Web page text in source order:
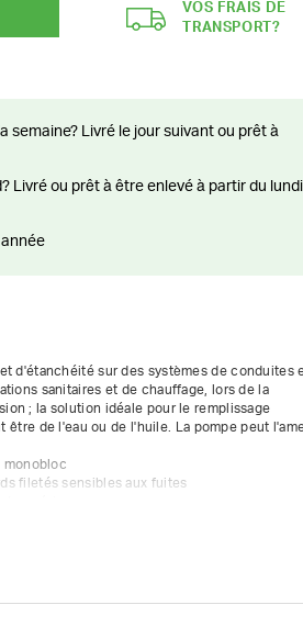
VOS FRAIS DE
TRANSPORT?
d'étanchéité sur des systèmes de conduites
sanitaires et de chauffage, lors de la
; la solution idéale pour le remplissage
de l'eau ou de l'huile. La pompe peut
monobloc
filetés sensibles aux fuites